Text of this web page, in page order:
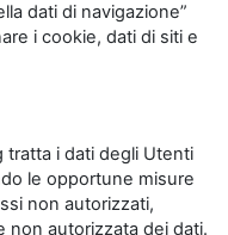
dati di navigazione”
i cookie, dati di siti e
tratta i dati degli Utenti
le opportune misure
non autorizzati,
non autorizzata dei dati.